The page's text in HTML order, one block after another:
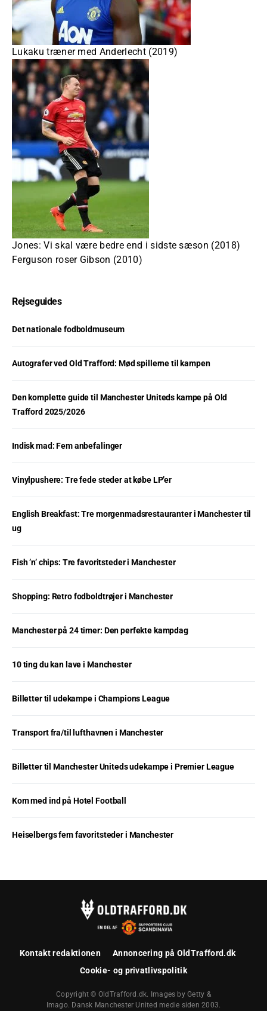
Lukaku træner med Anderlecht (2019)
Jones: Vi skal være bedre end i sidste sæson (2018)
Ferguson roser Gibson (2010)
Rejseguides
Det nationale fodboldmuseum
Autografer ved Old Trafford: Mød spillerne til kampen
Den komplette guide til Manchester Uniteds kampe på Old
Trafford 2025/2026
Indisk mad: Fem anbefalinger
Vinylpushere: Tre fede steder at købe LP’er
English Breakfast: Tre morgenmadsrestauranter i Manchester til
ug
Fish ’n’ chips: Tre favoritsteder i Manchester
Shopping: Retro fodboldtrøjer i Manchester
Manchester på 24 timer: Den perfekte kampdag
10 ting du kan lave i Manchester
Billetter til udekampe i Champions League
Transport fra/til lufthavnen i Manchester
Billetter til Manchester Uniteds udekampe i Premier League
Kom med ind på Hotel Football
Heiselbergs fem favoritsteder i Manchester
Kontakt redaktionen
Annoncering på OldTrafford.dk
Cookie- og privatlivspolitik
Copyright © OldTrafford.dk. Images by Getty &
Imago. Dansk Manchester United medie siden 2003.